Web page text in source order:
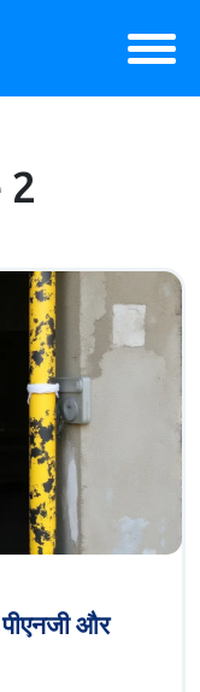
2
और